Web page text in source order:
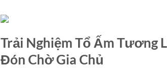
Trải Nghiệm Tổ Ấm Tương
Đón Chờ Gia Chủ